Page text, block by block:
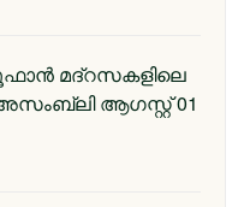
മദ്റസകളിലെ
ആഗസ്റ്റ് 01